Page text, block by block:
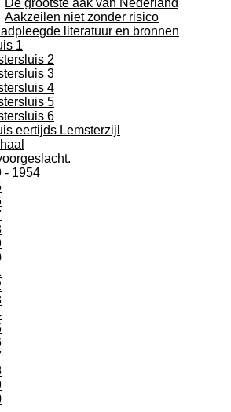
De grootste aak van Nederland
Aakzeilen niet zonder risico
literatuur en bronnen
1
2
3
4
5
6
eertijds Lemsterzijl
- 1954